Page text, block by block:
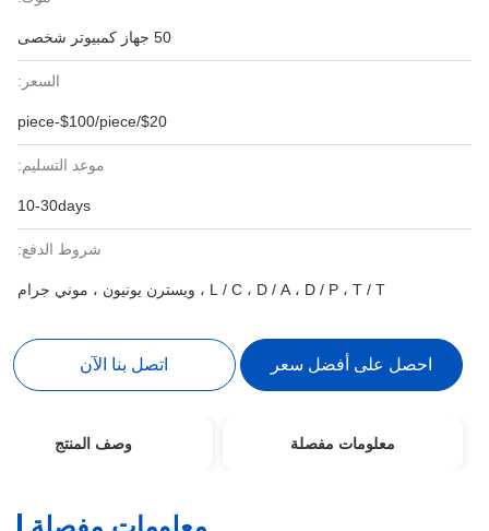
50 جهاز كمبيوتر شخصى
السعر:
$20/piece-$100/piece
موعد التسليم:
10-30days
شروط الدفع:
L / C ، D / A ، D / P ، T / T ، ويسترن يونيون ، موني جرام
احصل على أفضل سعر اتصل بنا الآن
معلومات مفصلة وصف المنتج